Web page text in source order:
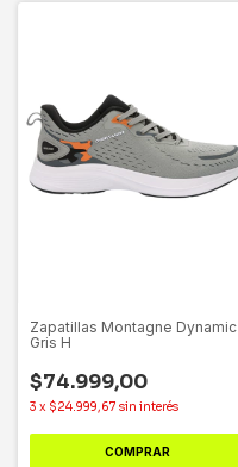
Zapatillas Montagne Dynamic
Gris H
$74.999,00
3 x $24.999,67 sin interés
COMPRAR